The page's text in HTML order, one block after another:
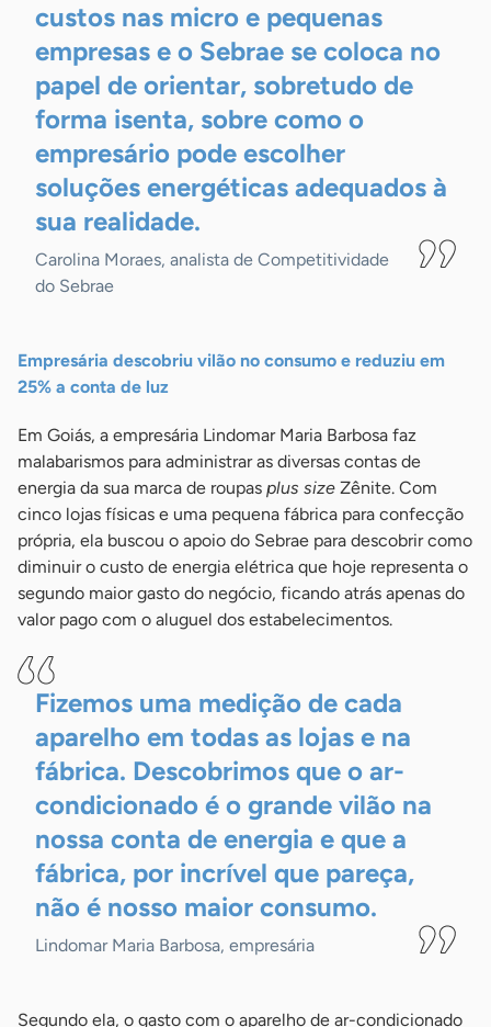
custos nas micro e pequenas
empresas e o Sebrae se coloca no
papel de orientar, sobretudo de
forma isenta, sobre como o
empresário pode escolher
soluções energéticas adequados à
sua realidade.
Carolina Moraes, analista de Competitividade
do Sebrae
Empresária descobriu vilão no consumo e reduziu em
25% a conta de luz
Em Goiás, a empresária Lindomar Maria Barbosa faz
malabarismos para administrar as diversas contas de
energia da sua marca de roupas plus size Zênite. Com
cinco lojas físicas e uma pequena fábrica para confecção
própria, ela buscou o apoio do Sebrae para descobrir como
diminuir o custo de energia elétrica que hoje representa o
segundo maior gasto do negócio, ficando atrás apenas do
valor pago com o aluguel dos estabelecimentos.
Fizemos uma medição de cada
aparelho em todas as lojas e na
fábrica. Descobrimos que o ar-
condicionado é o grande vilão na
nossa conta de energia e que a
fábrica, por incrível que pareça,
não é nosso maior consumo.
Lindomar Maria Barbosa, empresária
Segundo ela, o gasto com o aparelho de ar-condicionado